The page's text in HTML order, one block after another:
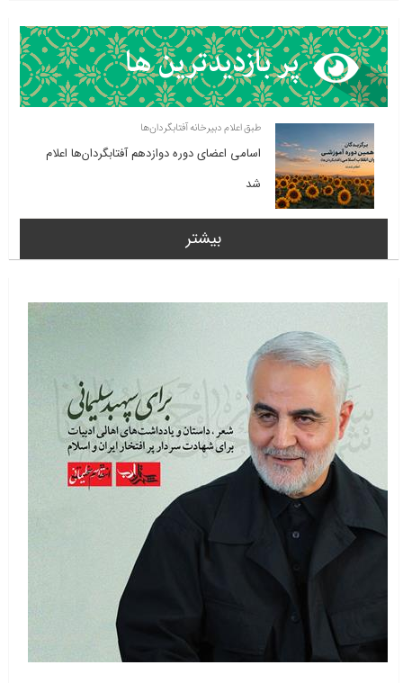
طبق اعلام دبیرخانه آفتابگردان‌ها
اسامی اعضای دوره دوازدهم آفتابگردان‌ها اعلام
شد
بیشتر